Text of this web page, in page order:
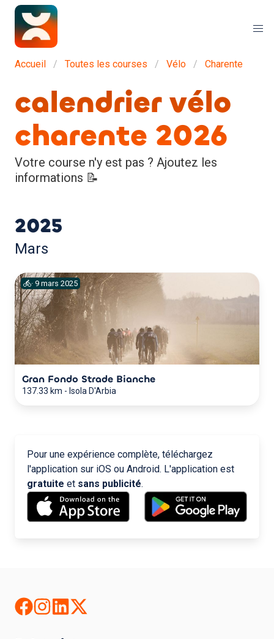
Accueil Toutes les courses Vélo Charente
calendrier vélo
charente 2026
Votre course n'y est pas ? Ajoutez les
informations 📝
2025
Mars
· 9 mars 2025
Gran Fondo Strade Bianche
137.33 km - Isola D'Arbia
Pour une expérience complète, téléchargez
l'application sur iOS ou Android. L'application est
gratuite et sans publicité.